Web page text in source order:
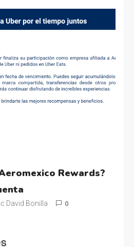
Rewards?
David Bonilla 0